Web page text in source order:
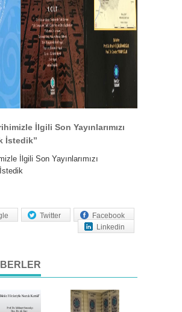
İlgili Son Yayınlarımızı
İstedik”
İlgili Son Yayınlarımızı
Facebook
Twitter
Linkedin